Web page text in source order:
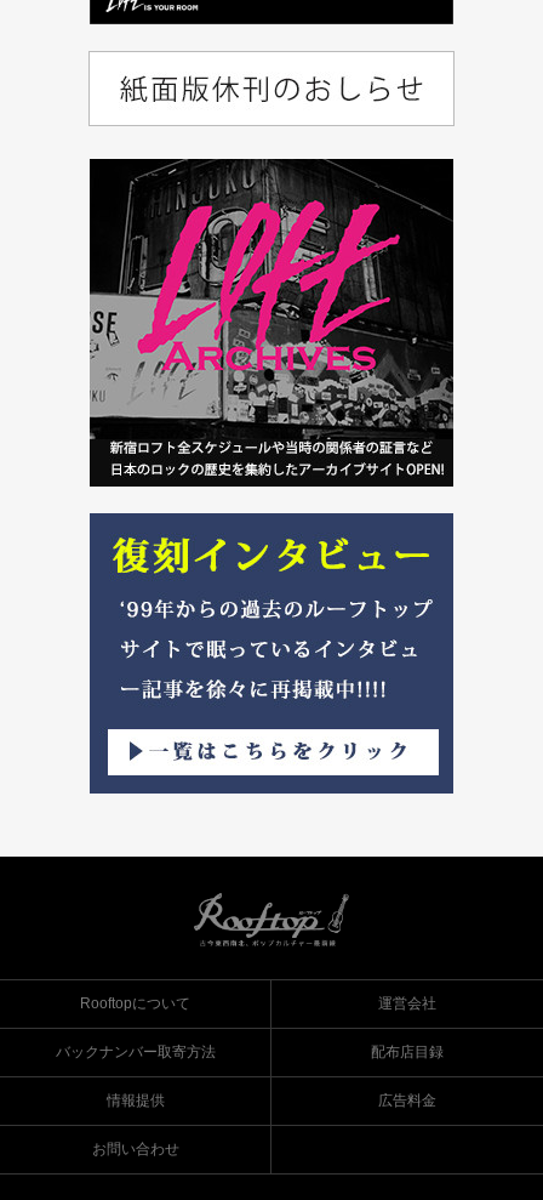
Rooftopについて 運営会社
バックナンバー取寄方法 配布店目録
情報提供 広告料金
お問い合わせ